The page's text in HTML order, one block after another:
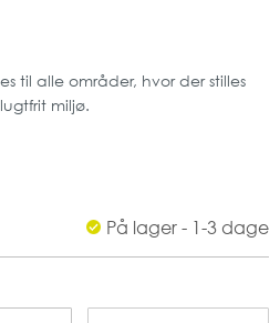
til alle områder, hvor der stilles
miljø.
affaldsrum, skakte,
og lugtfjernende effekt, og
På lager - 1-3 dage